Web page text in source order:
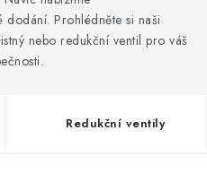
dodání. Prohlédněte si naši
nebo redukční ventil pro váš
Redukční ventily